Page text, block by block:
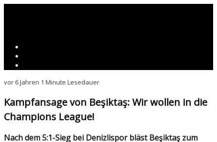
vor 6 Jahren 1 Minute Lesedauer
Kampfansage von Beşiktaş: Wir wollen in die
Champions League!
Nach dem 5:1-Sieg bei Denizlispor bläst Beşiktaş zum